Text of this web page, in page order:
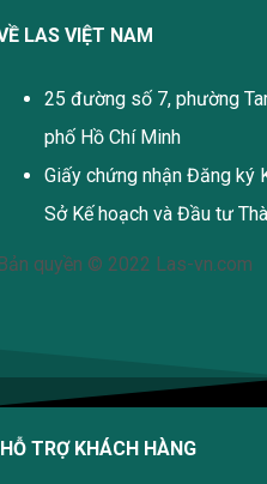
LAS VIỆT NAM
25 đường số 7, phường
phố Hồ Chí Minh
Giấy chứng nhận Đăng ký
Sở Kế hoạch và Đầu tư
quyền © 2022 Las-vn.com
HỖ TRỢ KHÁCH HÀNG